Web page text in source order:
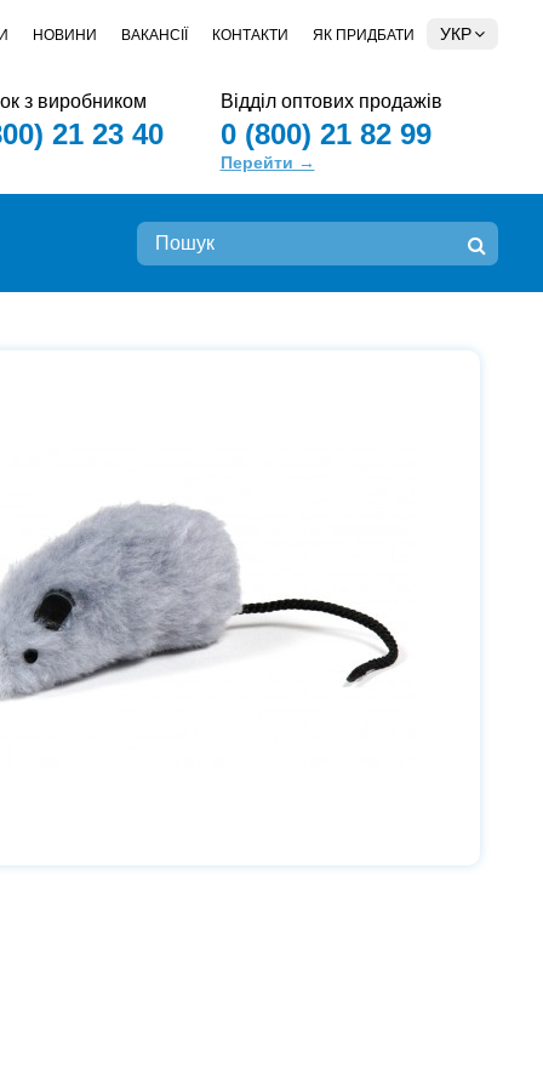
УКР
НОВИНИ ВАКАНСІЇ КОНТАКТИ ЯК ПРИДБАТИ
з виробником
21 23 40
Відділ оптових продажів
0 (800) 21 82 99
Перейти →